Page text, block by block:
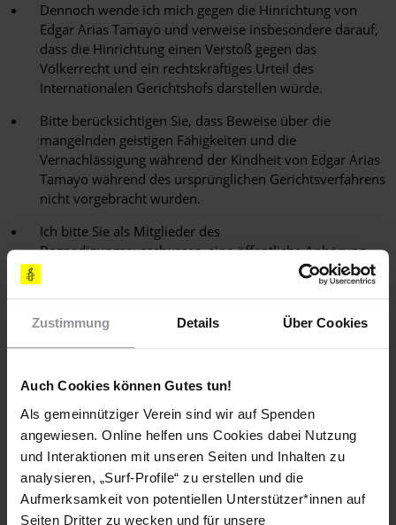
Zustimmung Details Über Cookies
Auch Cookies können Gutes tun!
Als gemeinnütziger Verein sind wir auf Spenden
angewiesen. Online helfen uns Cookies dabei Nutzung
und Interaktionen mit unseren Seiten und Inhalten zu
analysieren, „Surf-Profile“ zu erstellen und die
Aufmerksamkeit von potentiellen Unterstützer*innen auf
Seiten Dritter zu wecken und für unsere
Dennoch wende ich mich gegen die Hinrichtung von
Edgar Arias Tamayo und verweise insbesondere darauf,
dass die Hinrichtung einen Verstoß gegen das
Völkerrecht und ein rechtskräftiges Urteil des
Internationalen Gerichtshofs darstellen würde.
Bitte berücksichtigen Sie, dass Beweise über die
mangelnden geistigen Fähigkeiten und die
Vernachlässigung während der Kindheit von Edgar Arias
Tamayo während des ursprünglichen Gerichtsverfahrens
nicht vorgebracht wurden.
Ich bitte Sie als Mitglieder des
Begnadigungsausschusses, eine öffentliche Anhörung
durchzuführen und dem Gouverneur die Umwandlung
des Todesurteils zu empfehlen.
Tamayo festgenommen. Man klagte ihn des Mordes an Guy
Gaddis, einem Beamten der Houstoner Polizei an. Der Polizist
war in seinem Einsatzfahrzeug erschossen worden, als er
Edgar Arias Tamayo und einen anderen Straftatverdächtigen
nach einem Raub vor einen Nachtclub zum Gefängnis fuhr.